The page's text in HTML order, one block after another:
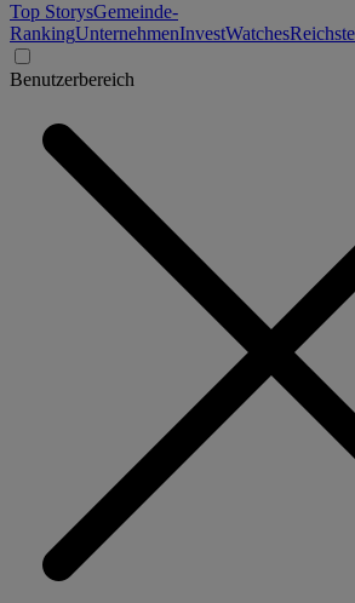
Top StorysGemeinde-
RankingUnternehmenInvestWatchesReichste
Benutzerbereich